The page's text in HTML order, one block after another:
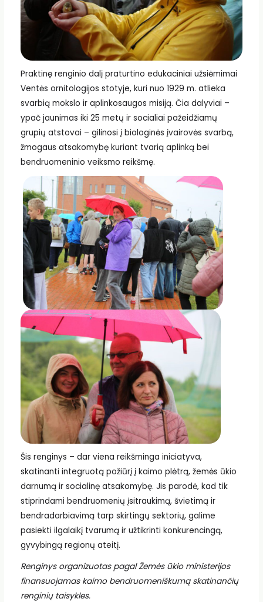
Praktinę renginio dalį praturtino edukaciniai užsiėmimai
Ventės ornitologijos stotyje, kuri nuo 1929 m. atlieka
svarbią mokslo ir aplinkosaugos misiją. Čia dalyviai –
ypač jaunimas iki 25 metų ir socialiai pažeidžiamų
grupių atstovai – gilinosi į biologinės įvairovės svarbą,
žmogaus atsakomybę kuriant tvarią aplinką bei
bendruomeninio veiksmo reikšmę.
Šis renginys – dar viena reikšminga iniciatyva,
skatinanti integruotą požiūrį į kaimo plėtrą, žemės ūkio
darnumą ir socialinę atsakomybę. Jis parodė, kad tik
stiprindami bendruomenių įsitraukimą, švietimą ir
bendradarbiavimą tarp skirtingų sektorių, galime
pasiekti ilgalaikį tvarumą ir užtikrinti konkurencingą,
gyvybingą regionų ateitį.
Renginys organizuotas pagal Žemės ūkio ministerijos
finansuojamas kaimo bendruomeniškumą skatinančių
renginių taisykles.